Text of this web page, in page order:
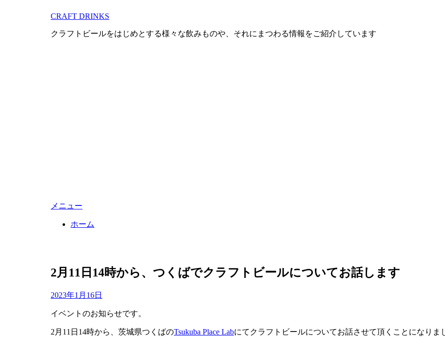
CRAFT DRINKS
クラフトビールをはじめとする様々な飲みものや、それにまつわる情報をご紹介しています
メニュー
ホーム
2月11日14時から、つくばでクラフトビールについてお話します
投稿者master
投
日:
2023年1月16日
イベントのお知らせです。
2月11日14時から、茨城県つくばのTsukuba Place Labにてクラフトビールについてお話させて頂くことになりま